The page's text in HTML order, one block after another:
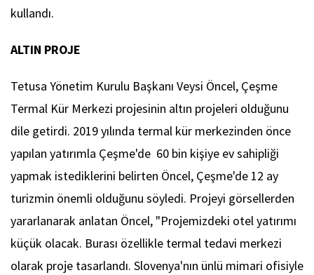
kullandı.
ALTIN PROJE
Tetusa Yönetim Kurulu Başkanı Veysi Öncel, Çeşme
Termal Kür Merkezi projesinin altın projeleri olduğunu
dile getirdi. 2019 yılında termal kür merkezinden önce
yapılan yatırımla Çeşme'de 60 bin kişiye ev sahipliği
yapmak istediklerini belirten Öncel, Çeşme'de 12 ay
turizmin önemli olduğunu söyledi. Projeyi görsellerden
yararlanarak anlatan Öncel, "Projemizdeki otel yatırımı
küçük olacak. Burası özellikle termal tedavi merkezi
olarak proje tasarlandı. Slovenya'nın ünlü mimari ofisiyle